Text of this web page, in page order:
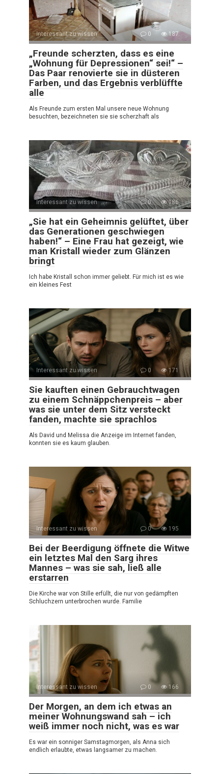
Interessant zu wissen 0 187
„Freunde scherzten, dass es eine
„Wohnung für Depressionen“ sei!“ –
Das Paar renovierte sie in düsteren
Farben, und das Ergebnis verblüffte
alle
Als Freunde zum ersten Mal unsere neue Wohnung
besuchten, bezeichneten sie sie scherzhaft als
Interessant zu wissen 0 186
„Sie hat ein Geheimnis gelüftet, über
das Generationen geschwiegen
haben!“ – Eine Frau hat gezeigt, wie
man Kristall wieder zum Glänzen
bringt
Ich habe Kristall schon immer geliebt. Für mich ist es wie
ein kleines Fest
Interessant zu wissen 0 171
Sie kauften einen Gebrauchtwagen
zu einem Schnäppchenpreis – aber
was sie unter dem Sitz versteckt
fanden, machte sie sprachlos
Als David und Melissa die Anzeige im Internet fanden,
konnten sie es kaum glauben.
Interessant zu wissen 0 195
Bei der Beerdigung öffnete die Witwe
ein letztes Mal den Sarg ihres
Mannes – was sie sah, ließ alle
erstarren
Die Kirche war von Stille erfüllt, die nur von gedämpften
Schluchzern unterbrochen wurde. Familie
Interessant zu wissen 0 166
Der Morgen, an dem ich etwas an
meiner Wohnungswand sah – ich
weiß immer noch nicht, was es war
Es war ein sonniger Samstagmorgen, als Anna sich
endlich erlaubte, etwas langsamer zu machen.